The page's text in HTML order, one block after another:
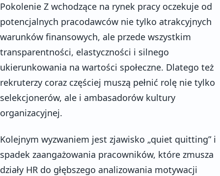
Pokolenie Z wchodzące na rynek pracy oczekuje od
potencjalnych pracodawców nie tylko atrakcyjnych
warunków finansowych, ale przede wszystkim
transparentności, elastyczności i silnego
ukierunkowania na wartości społeczne. Dlatego też
rekruterzy coraz częściej muszą pełnić rolę nie tylko
selekcjonerów, ale i ambasadorów kultury
organizacyjnej.
Kolejnym wyzwaniem jest zjawisko „quiet quitting” i
spadek zaangażowania pracowników, które zmusza
działy HR do głębszego analizowania motywacji